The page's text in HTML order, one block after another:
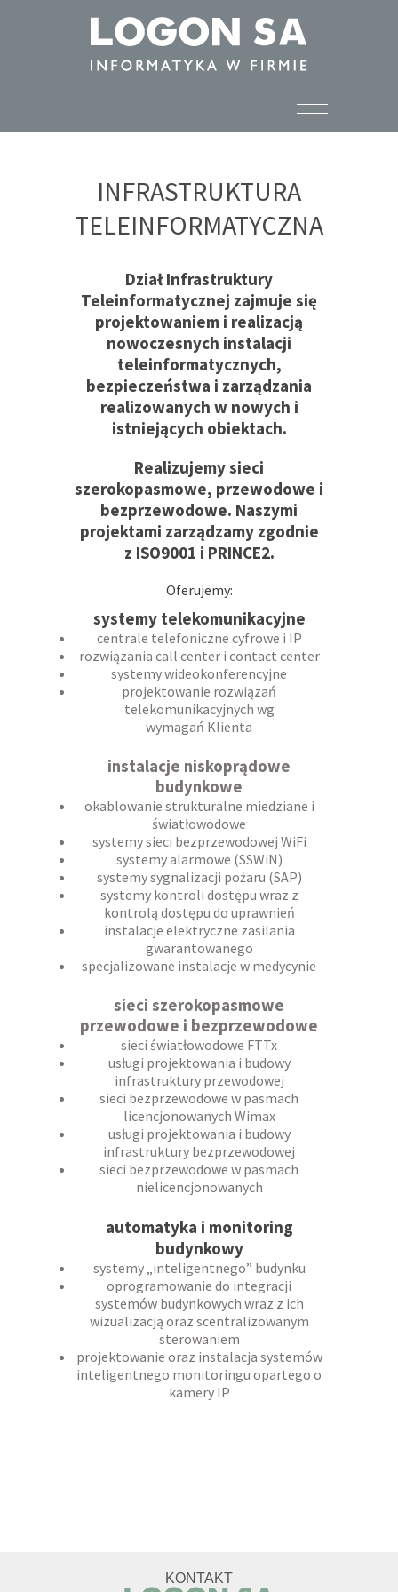
infrastruktura
teleinformatyczna
INFRASTRUKTURA
TELEINFORMATYCZNA
Dział Infrastruktury
Teleinformatycznej zajmuje się
projektowaniem i realizacją
nowoczesnych instalacji
teleinformatycznych,
bezpieczeństwa i zarządzania
realizowanych w nowych i
istniejących obiektach.
Realizujemy sieci
szerokopasmowe, przewodowe i
bezprzewodowe. Naszymi
projektami zarządzamy zgodnie
z ISO9001 i PRINCE2.
Oferujemy:
systemy telekomunikacyjne
centrale telefoniczne cyfrowe i IP
rozwiązania call center i contact center
systemy wideokonferencyjne
projektowanie rozwiązań
telekomunikacyjnych wg
wymagań Klienta
instalacje niskoprądowe
budynkowe
okablowanie strukturalne miedziane i
światłowodowe
systemy sieci bezprzewodowej WiFi
systemy alarmowe (SSWiN)
systemy sygnalizacji pożaru (SAP)
systemy kontroli dostępu wraz z
kontrolą dostępu do uprawnień
instalacje elektryczne zasilania
gwarantowanego
specjalizowane instalacje w medycynie
sieci szerokopasmowe
przewodowe i bezprzewodowe
sieci światłowodowe FTTx
usługi projektowania i budowy
infrastruktury przewodowej
sieci bezprzewodowe w pasmach
licencjonowanych Wimax
usługi projektowania i budowy
infrastruktury bezprzewodowej
sieci bezprzewodowe w pasmach
nielicencjonowanych
automatyka i monitoring
budynkowy
systemy „inteligentnego” budynku
oprogramowanie do integracji
systemów budynkowych wraz z ich
wizualizacją oraz scentralizowanym
sterowaniem
projektowanie oraz instalacja systemów
inteligentnego monitoringu opartego o
kamery IP
KONTAKT